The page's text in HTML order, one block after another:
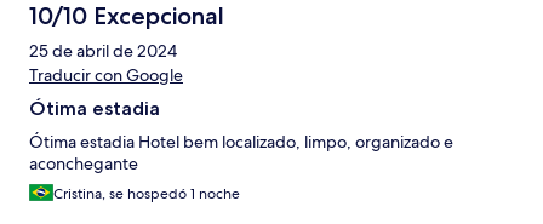
10/10 Excepcional
25 de abril de 2024
Traducir con Google
Ótima estadia
Ótima estadia Hotel bem localizado, limpo, organizado e
aconchegante
Cristina, se hospedó 1 noche